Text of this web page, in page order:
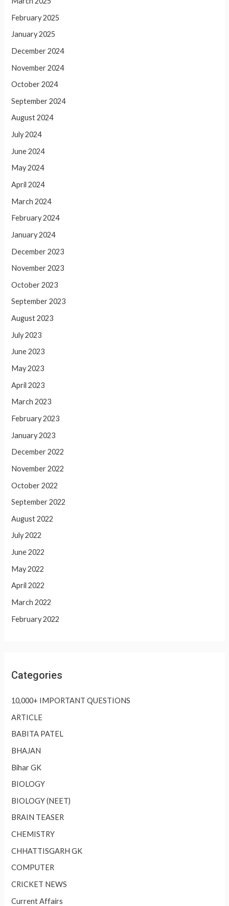
February 2025
January 2025
December 2024
November 2024
October 2024
September 2024
August 2024
July 2024
June 2024
May 2024
April 2024
March 2024
February 2024
January 2024
December 2023
November 2023
October 2023
September 2023
August 2023
July 2023
June 2023
May 2023
April 2023
March 2023
February 2023
January 2023
December 2022
November 2022
October 2022
September 2022
August 2022
July 2022
June 2022
May 2022
April 2022
March 2022
February 2022
Categories
10,000+ IMPORTANT QUESTIONS
ARTICLE
BABITA PATEL
BHAJAN
Bihar GK
BIOLOGY
BIOLOGY (NEET)
BRAIN TEASER
CHEMISTRY
CHHATTISGARH GK
COMPUTER
CRICKET NEWS
Current Affairs